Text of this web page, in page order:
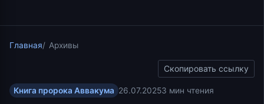
Главная Архивы
Скопировать ссылку
Книга пророка Аввакума 26.07.20253 мин чтения